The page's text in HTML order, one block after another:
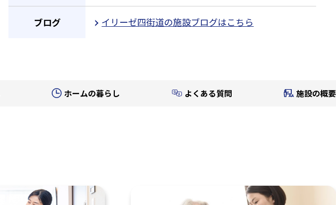
ブログ イリーゼ四街道の施設ブログはこちら
ホームの暮らし よくある質問 施設の概要